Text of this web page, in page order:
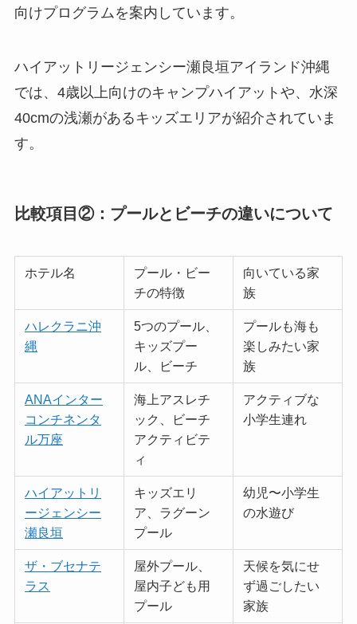
向けプログラムを案内しています。
ハイアットリージェンシー瀬良垣アイランド沖縄
では、4歳以上向けのキャンプハイアットや、水深
40cmの浅瀬があるキッズエリアが紹介されていま
す。
比較項目②：プールとビーチの違いについて
ホテル名
プール・ビー
チの特徴
向いている家
族
ハレクラニ沖
縄
5つのプール、
キッズプー
ル、ビーチ
プールも海も
楽しみたい家
族
ANAインター
コンチネンタ
ル万座
海上アスレチ
ック、ビーチ
アクティビテ
ィ
アクティブな
小学生連れ
ハイアットリ
ージェンシー
瀬良垣
キッズエリ
ア、ラグーン
プール
幼児〜小学生
の水遊び
ザ・ブセナテ
ラス
屋外プール、
屋内子ども用
プール
天候を気にせ
ず過ごしたい
家族